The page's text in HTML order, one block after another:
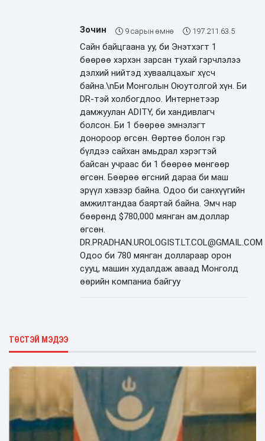
Зочин 9 сарын өмнө 197.211.63.5
Сайн байцгаана уу, би Энэтхэгт 1
бөөрөө хэрхэн зарсан тухай гэрчлэлээ
дэлхий нийтэд хуваалцахыг хүсч
байна.\nБи Монголын Оюутолгой хүн. Би
DR-тэй холбогдлоо. Интернетээр
дамжуулан ADITY, би хандивлагч
болсон. Би 1 бөөрөө эмнэлэгт
донороор өгсөн. Өөртөө болон гэр
бүлдээ сайхан амьдрал хэрэгтэй
байсан учраас би 1 бөөрөө мөнгөөр
өгсөн. Бөөрөө өгсний дараа би маш
эрүүл хэвээр байна. Одоо би санхүүгийн
амжилтандаа баяртай байна. Эмч нар
бөөрөнд $780,000 мянган ам.доллар
өгсөн.
DR.PRADHAN.UROLOGIST.LT.COL@GMAIL.COM
Одоо би 780 мянган доллараар орон
сууц, машин худалдаж аваад Монголд
өөрийн компаниа байгуу
ТӨСТЭЙ МЭДЭЭ